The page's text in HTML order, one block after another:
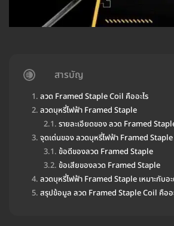
สารบัญ
ลวด Framed Staple Coil คืออะไร
ลวดบุหรี่ไฟฟ้า Framed Staple
รายละเอียดของ ลวด Framed
จุดเด่นของ ลวดบุหรี่ไฟฟ้า Framed Staple
ข้อดีของลวด Framed Staple
ข้อเสียของลวด Framed Staple
ลวดบุหรี่ไฟฟ้า Framed Staple เหมาะกับอะ
สรุปข้อมูล ลวด Framed Staple Coil คืออ